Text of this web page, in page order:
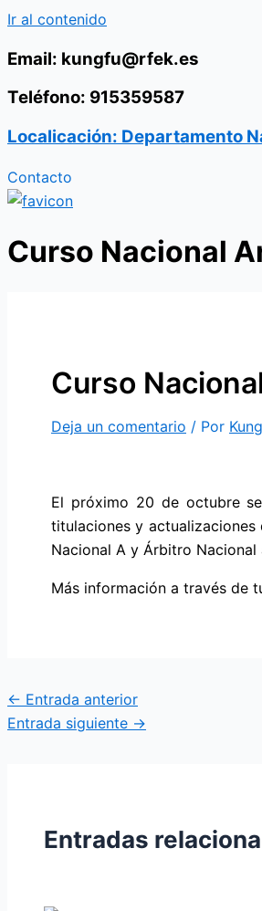
Ir al contenido
Email: kungfu@rfek.es
Teléfono: 915359587
Localicación: Departamento
Contacto
Curso Nacional
Curso
Deja un comentario / Por
El próximo 20 de octubre
titulaciones y
Nacional A y Árbitro Nacional
Más información a través de
← Entrada anterior
Entrada siguiente →
Entradas